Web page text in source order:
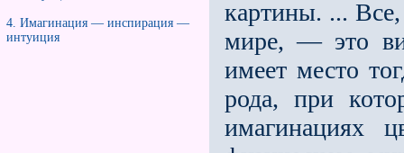
4. Имагинация — инспирация —
интуиция
картины. ... Все,
мире, — это
имеет место
рода, при
имагинациях